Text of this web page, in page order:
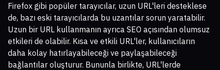
Firefox gibi popüler tarayıcılar, uzun URL'leri desteklese
de, bazı eski tarayıcılarda bu uzantılar sorun yaratabilir.
Uzun bir URL kullanmanın ayrıca SEO açısından olumsuz
etkileri de olabilir. Kısa ve etkili URL'ler, kullanıcıların
daha kolay hatırlayabileceği ve paylaşabileceği
bağlantılar oluşturur. Bununla birlikte, URL'lerde